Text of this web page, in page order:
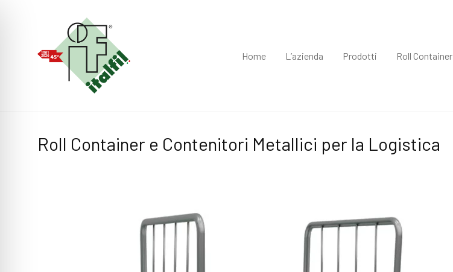
Home L’azienda Prodotti Roll Container
Roll Container e Contenitori Metallici per la Logistica